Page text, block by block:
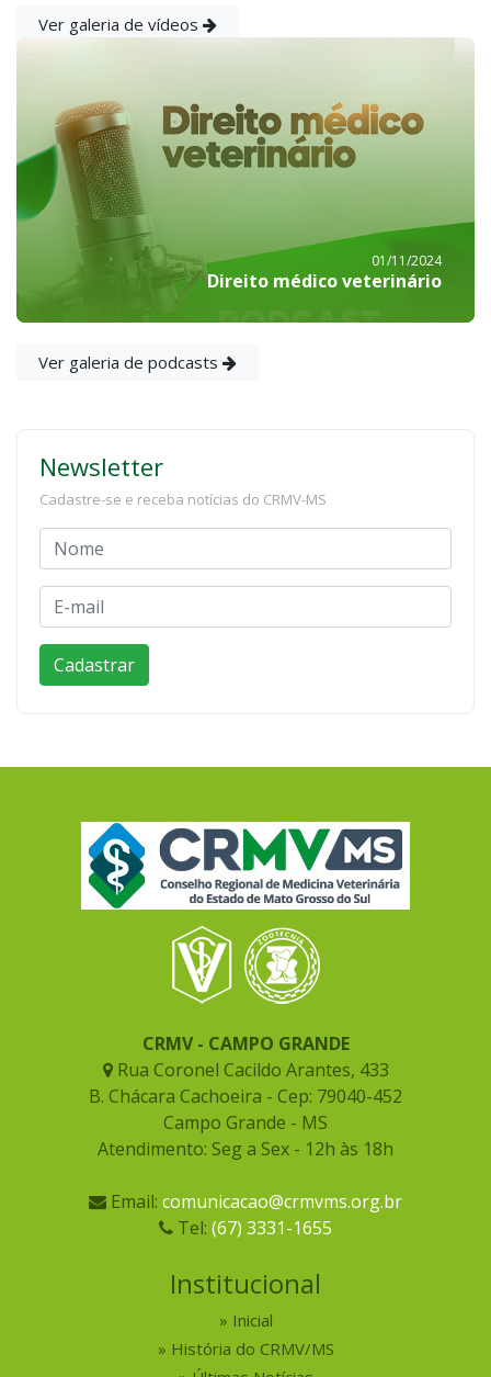
Ver galeria de vídeos
01/11/2024
Direito médico veterinário
Ver galeria de podcasts
Newsletter
Cadastre-se e receba notícias do CRMV-MS
CRMV - CAMPO GRANDE
Rua Coronel Cacildo Arantes, 433
B. Chácara Cachoeira - Cep: 79040-452
Campo Grande - MS
Atendimento: Seg a Sex - 12h às 18h
Email: comunicacao@crmvms.org.br
Tel: (67) 3331-1655
Institucional
Inicial
História do CRMV/MS